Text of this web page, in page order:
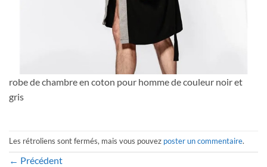
robe de chambre en coton pour homme de couleur noir et
gris
Les rétroliens sont fermés, mais vous pouvez poster un commentaire.
← Précédent